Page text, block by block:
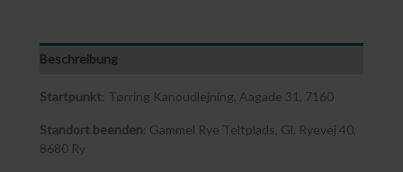
Beschreibung
Startpunkt: Tørring Kanoudlejning, Aagade 31, 7160
Standort beenden: Gammel Rye Teltplads, Gl. Ryevej 40,
8680 Ry